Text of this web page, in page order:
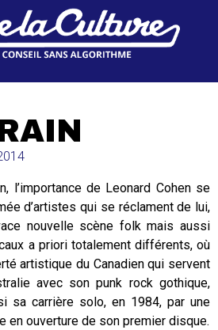
l’importance de Leonard Cohen se
d’artistes qui se réclament de lui,
nouvelle scène folk mais aussi
a priori totalement différents, où
artistique du Canadien qui servent
avec son punk rock gothique,
sa carrière solo, en 1984, par une
en ouverture de son premier disque.